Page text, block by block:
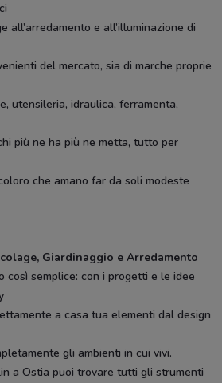
all’arredamento e all’illuminazione di
del mercato, sia di marche proprie
utensileria, idraulica, ferramenta,
più ne ha più ne metta, tutto per
che amano far da soli modeste
Giardinaggio e Arredamento
così semplice: con i progetti e le idee
a casa tua elementi dal design
gli ambienti in cui vivi.
a Ostia puoi trovare tutti gli strumenti